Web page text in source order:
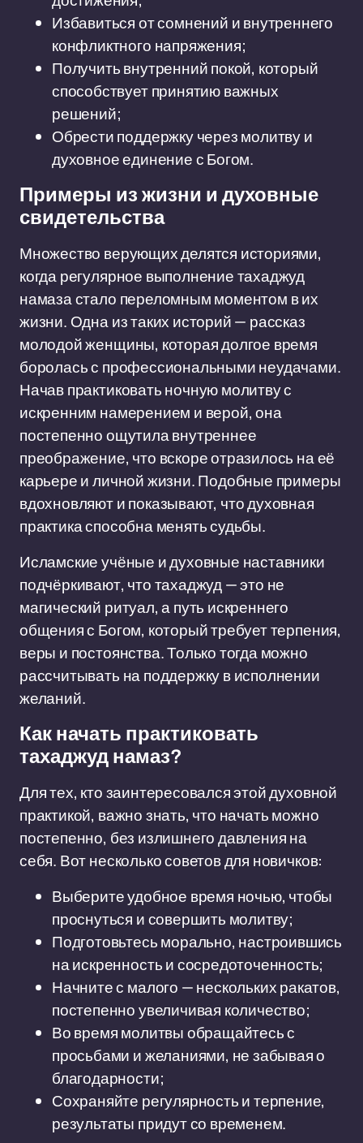
Избавиться от сомнений и внутреннего
конфликтного напряжения;
Получить внутренний покой, который
способствует принятию важных
решений;
Обрести поддержку через молитву и
духовное единение с Богом.
Примеры из жизни и духовные
свидетельства
Множество верующих делятся историями,
когда регулярное выполнение тахаджуд
намаза стало переломным моментом в их
жизни. Одна из таких историй — рассказ
молодой женщины, которая долгое время
боролась с профессиональными неудачами.
Начав практиковать ночную молитву с
искренним намерением и верой, она
постепенно ощутила внутреннее
преображение, что вскоре отразилось на её
карьере и личной жизни. Подобные примеры
вдохновляют и показывают, что духовная
практика способна менять судьбы.
Исламские учёные и духовные наставники
подчёркивают, что тахаджуд — это не
магический ритуал, а путь искреннего
общения с Богом, который требует терпения,
веры и постоянства. Только тогда можно
рассчитывать на поддержку в исполнении
желаний.
Как начать практиковать
тахаджуд намаз?
Для тех, кто заинтересовался этой духовной
практикой, важно знать, что начать можно
постепенно, без излишнего давления на
себя. Вот несколько советов для новичков:
Выберите удобное время ночью, чтобы
проснуться и совершить молитву;
Подготовьтесь морально, настроившись
на искренность и сосредоточенность;
Начните с малого — нескольких ракатов,
постепенно увеличивая количество;
Во время молитвы обращайтесь с
просьбами и желаниями, не забывая о
благодарности;
Сохраняйте регулярность и терпение,
результаты придут со временем.